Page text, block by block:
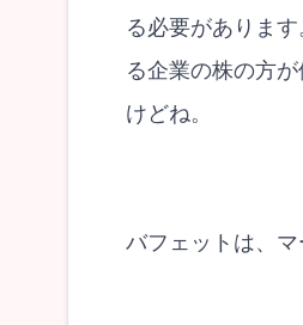
る必要がありま
る企業の株の方
けどね。
バフェットは、マ